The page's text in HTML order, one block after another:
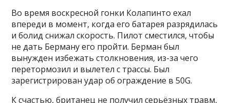
Во время воскресной гонки Колапинто ехал
впереди в момент, когда его батарея разрядилась
и болид снижал скорость. Пилот сместился, чтобы
не дать Берману его пройти. Берман был
вынужден избежать столкновения, из-за чего
перетормозил и вылетел с трассы. Был
зарегистрирован удар об ограждение в 50G.
К счастью, британец не получил серьёзных травм,